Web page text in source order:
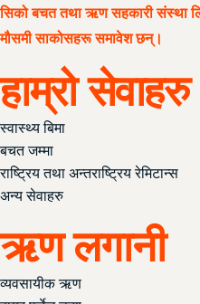
सिको बचत तथा ऋण सहकारी संस्था
मौसमी साकोसहरू समावेश छन्।
हाम्रो सेवाहरु
स्वास्थ्य बिमा
बचत जम्मा
राष्ट्रिय तथा अन्तराष्ट्रिय रेमिटान्स
अन्य सेवाहरु
ऋण लगानी
व्यवसायीक ऋण